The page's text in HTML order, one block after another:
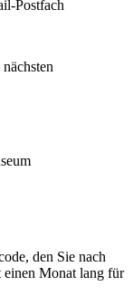
Postfach
den Sie nach
Monat lang für